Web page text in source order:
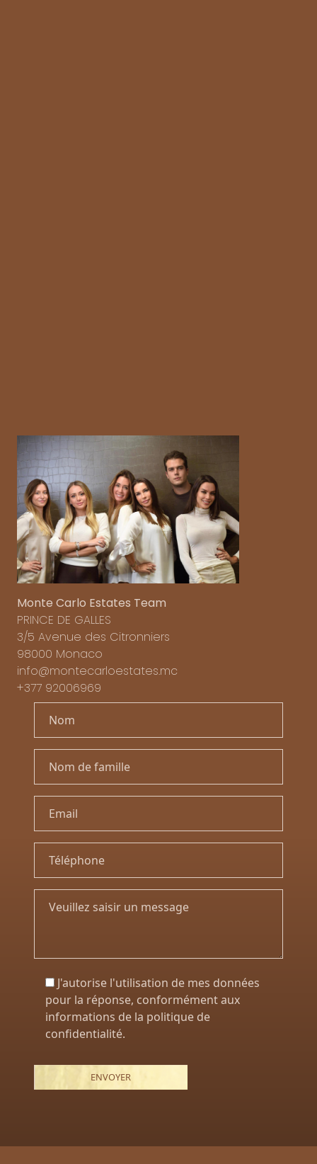
Monte Carlo Estates Team
PRINCE DE GALLES
3/5 Avenue des Citronniers
98000 Monaco
info@montecarloestates.mc
+377 92006969
J'autorise l'utilisation de mes données
pour la réponse, conformément aux
informations de la politique de
confidentialité.